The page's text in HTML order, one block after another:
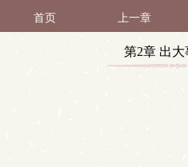
首页 上一章
第2章 出大